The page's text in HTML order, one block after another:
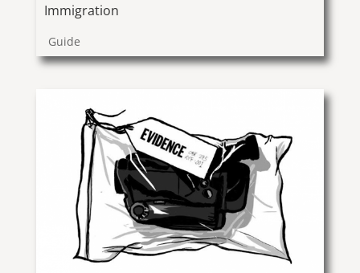
Immigration
Guide